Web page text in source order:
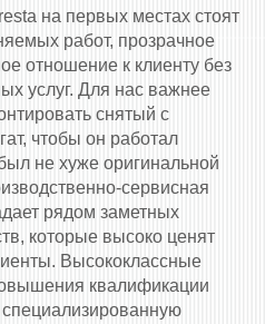
на первых местах стоят
работ, прозрачное
отношение к клиенту без
услуг. Для нас важнее
снятый с
чтобы он работал
не хуже оригинальной
сервисная
рядом заметных
которые высоко ценят
Высококлассные
квалификации